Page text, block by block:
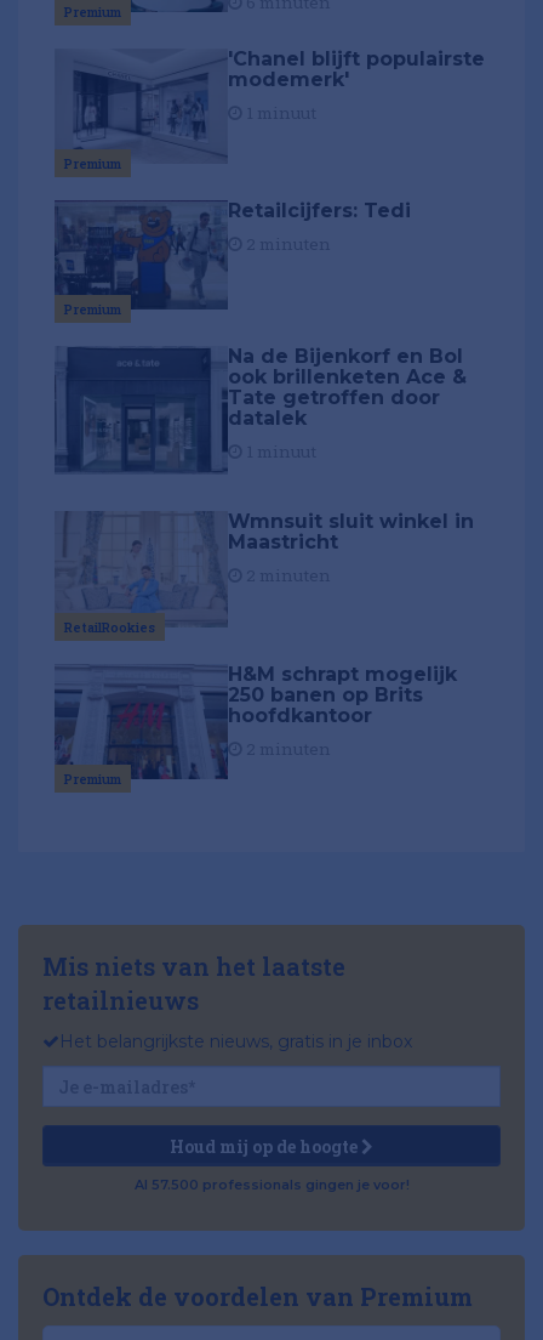
Premium
Premium
'Chanel blijft populairste
modemerk'
Premium
Retailcijfers: Tedi
Na de Bijenkorf en Bol
ook brillenketen Ace &
Tate getroffen door
datalek
RetailRookies
Wmnsuit sluit winkel in
Maastricht
Premium
H&M schrapt mogelijk
250 banen op Brits
hoofdkantoor
Mis niets van het laatste
retailnieuws
Het belangrijkste nieuws, gratis in je inbox
Houd mij op de hoogte
Al 57.500 professionals gingen je voor!
Ontdek de voordelen van Premium